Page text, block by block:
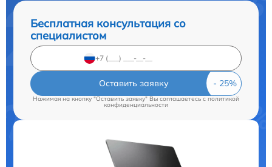
Бесплатная консультация со
специалистом
Оставить заявку
Нажимая на кнопку "Оставить заявку" Вы соглашаетесь cполитикой
конфиденциальности